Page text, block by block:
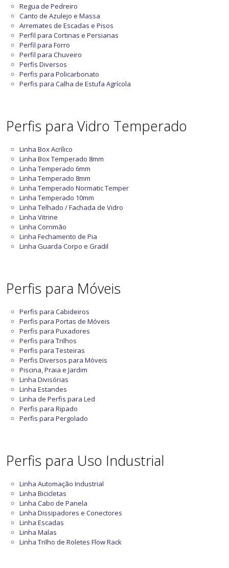
Regua de Pedreiro
Canto de Azulejo e Massa
Arremates de Escadas e Pisos
Perfil para Cortinas e Persianas
Perfil para Forro
Perfil para Chuveiro
Perfis Diversos
Perfis para Policarbonato
Perfis para Calha de Estufa Agrícola
Perfis para Vidro Temperado
Linha Box Acrílico
Linha Box Temperado 8mm
Linha Temperado 6mm
Linha Temperado 8mm
Linha Temperado Normatic Temper
Linha Temperado 10mm
Linha Telhado / Fachada de Vidro
Linha Vitrine
Linha Corrimão
Linha Fechamento de Pia
Linha Guarda Corpo e Gradil
Perfis para Móveis
Perfis para Cabideiros
Perfis para Portas de Móveis
Perfis para Puxadores
Perfis para Trilhos
Perfis para Testeiras
Perfis Diversos para Móveis
Piscina, Praia e Jardim
Linha Divisórias
Linha Estandes
Linha de Perfis para Led
Perfis para Ripado
Perfis para Pergolado
Perfis para Uso Industrial
Linha Automação Industrial
Linha Bicicletas
Linha Cabo de Panela
Linha Dissipadores e Conectores
Linha Escadas
Linha Malas
Linha Trilho de Roletes Flow Rack